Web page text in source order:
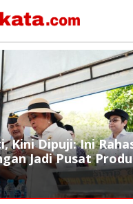
Kini Dipuji: Ini
Jadi Pusat